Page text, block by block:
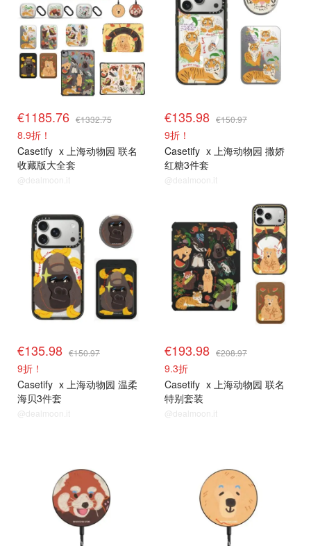
€1185.76 €1332.75
8.9折！
Casetify x 上海动物园 联名
收藏版大全套
@dealmoon.it
€135.98 €150.97
9折！
Casetify x 上海动物园 撒娇
红糖3件套
@dealmoon.it
€135.98 €150.97
9折！
Casetify x 上海动物园 温柔
海贝3件套
@dealmoon.it
€193.98 €208.97
9.3折
Casetify x 上海动物园 联名
特别套装
@dealmoon.it